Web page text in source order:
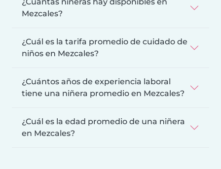
¿Cuántas niñeras hay disponibles en
Mezcales?
¿Cuál es la tarifa promedio de cuidado de
niños en Mezcales?
¿Cuántos años de experiencia laboral
tiene una niñera promedio en Mezcales?
¿Cuál es la edad promedio de una niñera
en Mezcales?